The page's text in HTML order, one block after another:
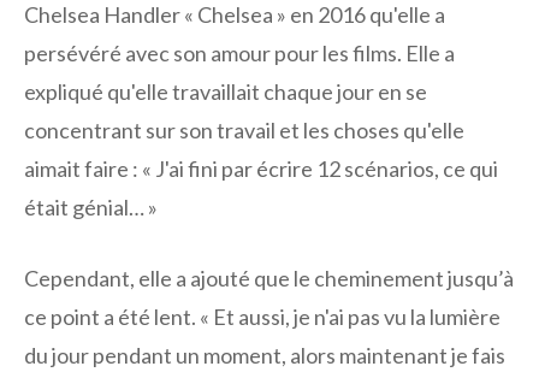
Chelsea Handler « Chelsea » en 2016 qu'elle a
persévéré avec son amour pour les films. Elle a
expliqué qu'elle travaillait chaque jour en se
concentrant sur son travail et les choses qu'elle
aimait faire : « J'ai fini par écrire 12 scénarios, ce qui
était génial… »
Cependant, elle a ajouté que le cheminement jusqu’à
ce point a été lent. « Et aussi, je n'ai pas vu la lumière
du jour pendant un moment, alors maintenant je fais